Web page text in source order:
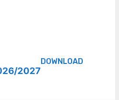
2027
DOWNLOAD